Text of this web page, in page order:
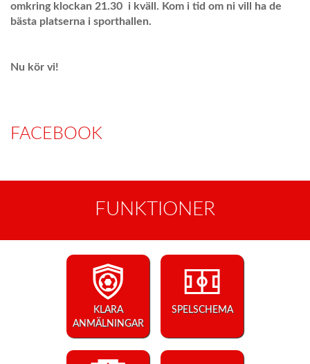
omkring klockan 21.30 i kväll. Kom i tid om ni vill ha de
bästa platserna i sporthallen.
Nu kör vi!
FACEBOOK
FUNKTIONER
KLARA
ANMÄLNINGAR
SPELSCHEMA